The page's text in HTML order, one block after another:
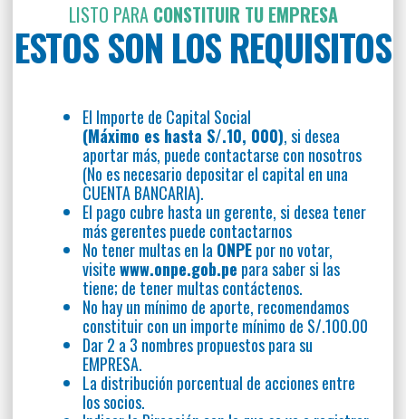
LISTO PARA CONSTITUIR TU EMPRESA
ESTOS SON LOS REQUISITOS
El Importe de Capital Social
(Máximo es hasta S/.10, 000), si desea
aportar más, puede contactarse con nosotros
(No es necesario depositar el capital en una
CUENTA BANCARIA).
El pago cubre hasta un gerente, si desea tener
más gerentes puede contactarnos
No tener multas en laONPEpor no votar,
visitewww.onpe.gob.pe para saber si las
tiene; de tener multas contáctenos.
No hay un mínimo de aporte, recomendamos
constituir con un importe mínimo de S/.100.00
Dar 2 a 3 nombres propuestos para su
EMPRESA.
La distribución porcentual de acciones entre
los socios.